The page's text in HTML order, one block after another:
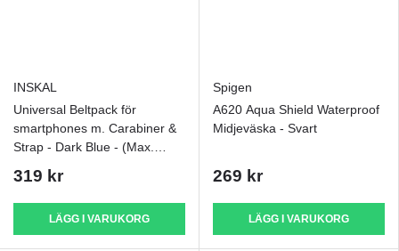
INSKAL
Universal Beltpack för
smartphones m. Carabiner &
Strap - Dark Blue - (Max.
Telefon: 170 x 95 x 15 mm)
319 kr
LÄGG I VARUKORG
Spigen
A620 Aqua Shield Waterproof
Midjeväska - Svart
269 kr
LÄGG I VARUKORG